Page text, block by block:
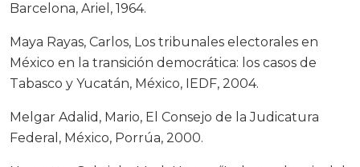
Barcelona, Ariel, 1964.
Maya Rayas, Carlos, Los tribunales electorales en
México en la transición democrática: los casos de
Tabasco y Yucatán, México, IEDF, 2004.
Melgar Adalid, Mario, El Consejo de la Judicatura
Federal, México, Porrúa, 2000.